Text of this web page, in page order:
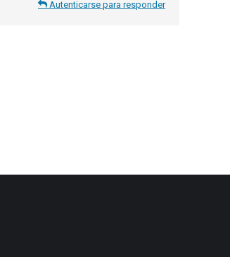
Autenticarse para responder